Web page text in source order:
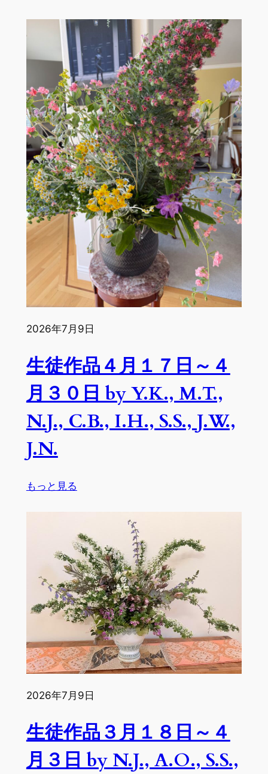
徒
作
品
５
月
６
日
～
５
月
２
１
日
K.H.,
R.T.,
Y.K.,
M.T.,
C.B.,
I.H.,
2026年7月9日
生徒作品４月１７日～４
月３０日 by Y.K., M.T.,
N.J., C.B., I.H., S.S., J.W.,
J.N.
もっと見る
作
品
４
月
１
７
日
～
４
月
０
by
Y.K.,
M.T.,
2026年7月9日
生徒作品３月１８日～４
月３日 by N.J., A.O., S.S.,